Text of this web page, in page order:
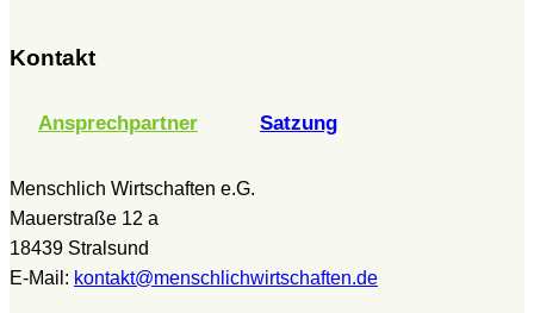
Kontakt
Ansprechpartner Satzung
Menschlich Wirtschaften e.G.
Mauerstraße 12 a
18439 Stralsund
E-Mail: kontakt@menschlichwirtschaften.de